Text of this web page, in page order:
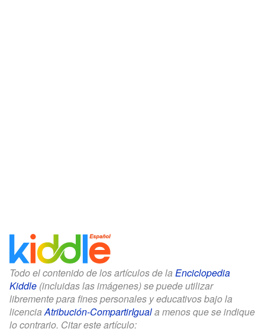
Todo el contenido de los artículos de la Enciclopedia
Kiddle (incluidas las imágenes) se puede utilizar
libremente para fines personales y educativos bajo la
licenciaAtribución-CompartirIguala menos que se indique
lo contrario. Citar este artículo: